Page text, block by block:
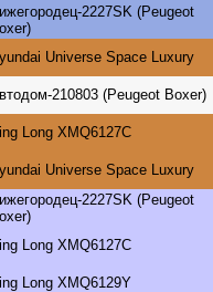
2227SK (Peugeot
Universe Space Luxury
210803 (Peugeot Boxer)
Long XMQ6127C
Universe Space Luxury
2227SK (Peugeot
Long XMQ6127C
Long XMQ6129Y